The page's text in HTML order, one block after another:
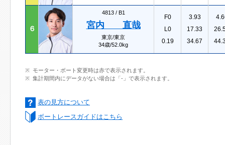
６
4813 / B1
宮内 直哉
東京/東京
34歳/52.0kg
F0
L0
0.19
3.93
17.33
34.67
モーター・ボート変更時は赤で表示されます。
集計期間内にデータがない場合は「-」で表示されます。
表の見方について
ボートレースガイドはこちら